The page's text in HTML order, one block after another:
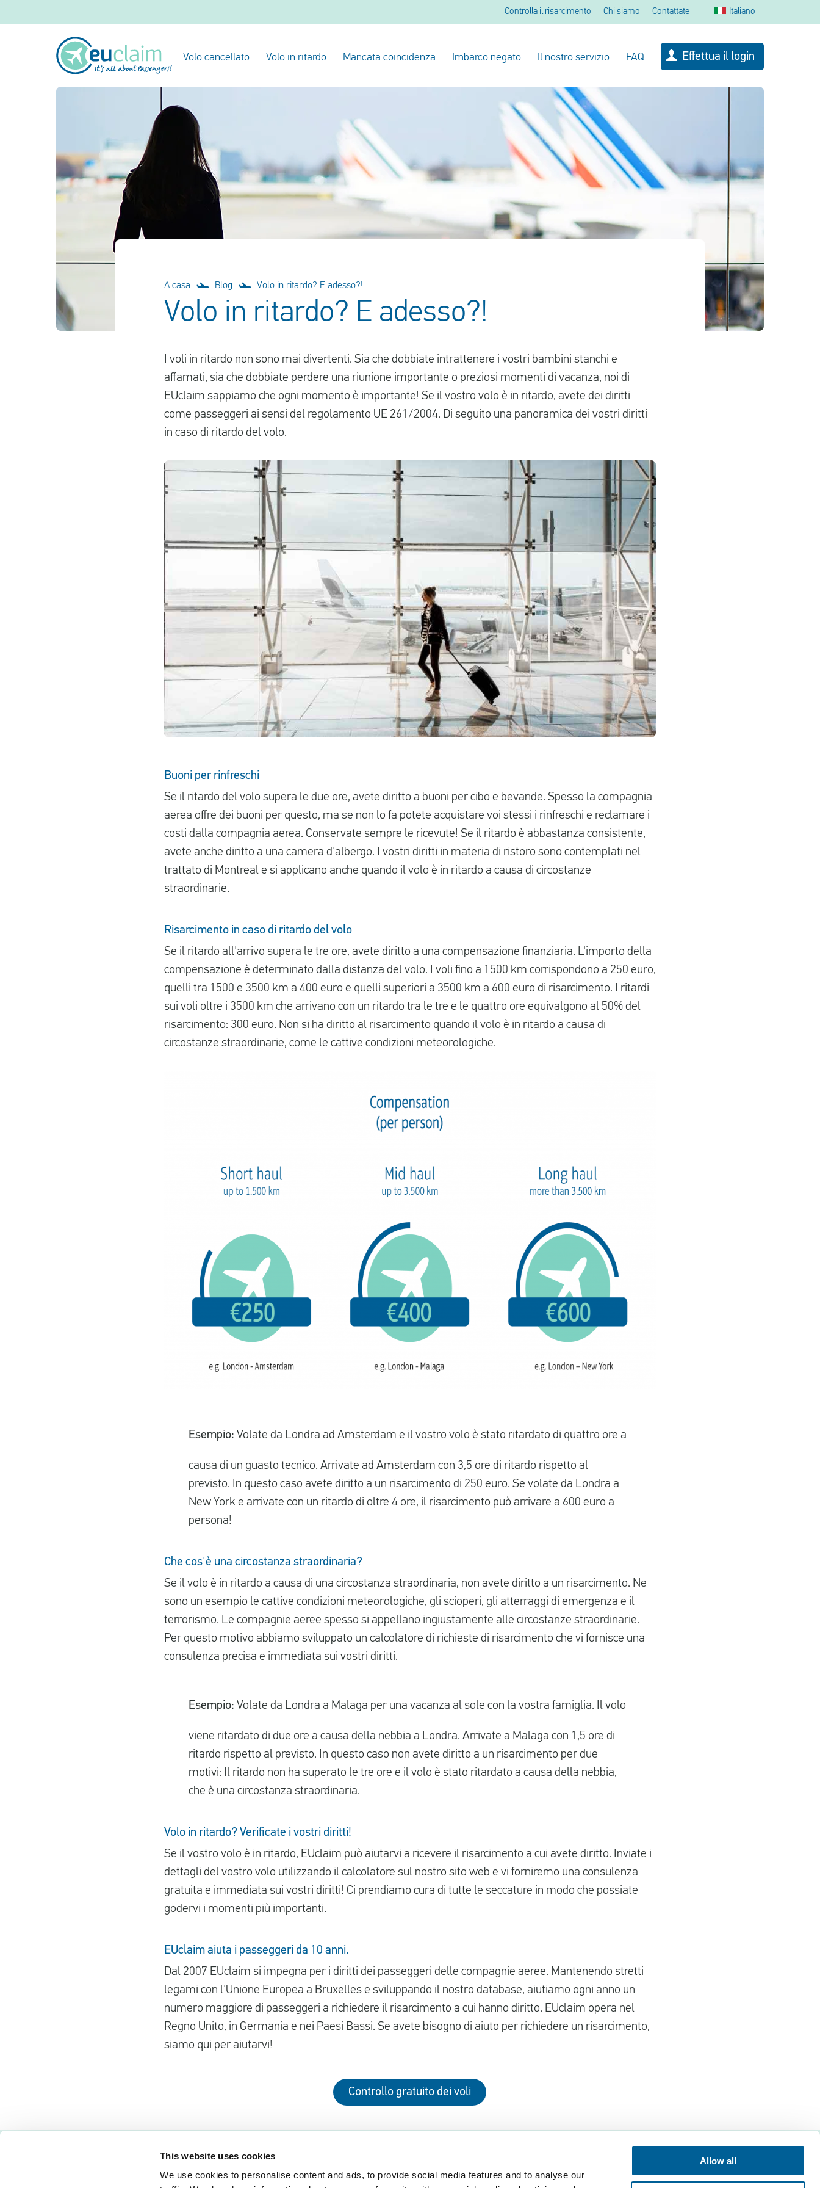
This website uses cookies
We use cookies to personalise content and ads, to provide social media features and to analyse our
Allow all
Controlla il risarcimento Chi siamo Contattate Italiano
Volo cancellato Volo in ritardo Mancata coincidenza Imbarco negato Il nostro servizio FAQ Effettua il login
A casa Blog Volo in ritardo? E adesso?!
Volo in ritardo? E adesso?!
I voli in ritardo non sono mai divertenti. Sia che dobbiate intrattenere i vostri bambini stanchi e
affamati, sia che dobbiate perdere una riunione importante o preziosi momenti di vacanza, noi di
EUclaim sappiamo che ogni momento è importante! Se il vostro volo è in ritardo, avete dei diritti
come passeggeri ai sensi del regolamento UE 261/2004. Di seguito una panoramica dei vostri diritti
in caso di ritardo del volo.
Buoni per rinfreschi
Se il ritardo del volo supera le due ore, avete diritto a buoni per cibo e bevande. Spesso la compagnia
aerea offre dei buoni per questo, ma se non lo fa potete acquistare voi stessi i rinfreschi e reclamare i
costi dalla compagnia aerea. Conservate sempre le ricevute! Se il ritardo è abbastanza consistente,
avete anche diritto a una camera d'albergo. I vostri diritti in materia di ristoro sono contemplati nel
trattato di Montreal e si applicano anche quando il volo è in ritardo a causa di circostanze
straordinarie.
Risarcimento in caso di ritardo del volo
Se il ritardo all'arrivo supera le tre ore, avete diritto a una compensazione finanziaria. L'importo della
compensazione è determinato dalla distanza del volo. I voli fino a 1500 km corrispondono a 250 euro,
quelli tra 1500 e 3500 km a 400 euro e quelli superiori a 3500 km a 600 euro di risarcimento. I ritardi
sui voli oltre i 3500 km che arrivano con un ritardo tra le tre e le quattro ore equivalgono al 50% del
risarcimento: 300 euro. Non si ha diritto al risarcimento quando il volo è in ritardo a causa di
circostanze straordinarie, come le cattive condizioni meteorologiche.
Esempio: Volate da Londra ad Amsterdam e il vostro volo è stato ritardato di quattro ore a
causa di un guasto tecnico. Arrivate ad Amsterdam con 3,5 ore di ritardo rispetto al
previsto. In questo caso avete diritto a un risarcimento di 250 euro. Se volate da Londra a
New York e arrivate con un ritardo di oltre 4 ore, il risarcimento può arrivare a 600 euro a
persona!
Che cos'è una circostanza straordinaria?
Se il volo è in ritardo a causa di una circostanza straordinaria, non avete diritto a un risarcimento. Ne
sono un esempio le cattive condizioni meteorologiche, gli scioperi, gli atterraggi di emergenza e il
terrorismo. Le compagnie aeree spesso si appellano ingiustamente alle circostanze straordinarie.
Per questo motivo abbiamo sviluppato un calcolatore di richieste di risarcimento che vi fornisce una
consulenza precisa e immediata sui vostri diritti.
Esempio: Volate da Londra a Malaga per una vacanza al sole con la vostra famiglia. Il volo
viene ritardato di due ore a causa della nebbia a Londra. Arrivate a Malaga con 1,5 ore di
ritardo rispetto al previsto. In questo caso non avete diritto a un risarcimento per due
motivi: Il ritardo non ha superato le tre ore e il volo è stato ritardato a causa della nebbia,
che è una circostanza straordinaria.
Volo in ritardo? Verificate i vostri diritti!
Se il vostro volo è in ritardo, EUclaim può aiutarvi a ricevere il risarcimento a cui avete diritto. Inviate i
dettagli del vostro volo utilizzando il calcolatore sul nostro sito web e vi forniremo una consulenza
gratuita e immediata sui vostri diritti! Ci prendiamo cura di tutte le seccature in modo che possiate
godervi i momenti più importanti.
EUclaim aiuta i passeggeri da 10 anni.
Dal 2007 EUclaim si impegna per i diritti dei passeggeri delle compagnie aeree. Mantenendo stretti
legami con l'Unione Europea a Bruxelles e sviluppando il nostro database, aiutiamo ogni anno un
numero maggiore di passeggeri a richiedere il risarcimento a cui hanno diritto. EUclaim opera nel
Regno Unito, in Germania e nei Paesi Bassi. Se avete bisogno di aiuto per richiedere un risarcimento,
siamo qui per aiutarvi!
Controllo gratuito dei voli
EUclaim Contattate